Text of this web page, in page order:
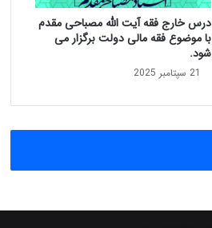
درس خارج فقه آیت الله مصباحی مقدم
با موضوع فقه مالی دولت برگزار می
شود.
21 سپتامبر 2025